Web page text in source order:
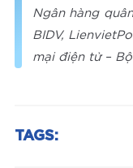
Ngân hàng
BIDV,
mại điện tử –
TAGS: